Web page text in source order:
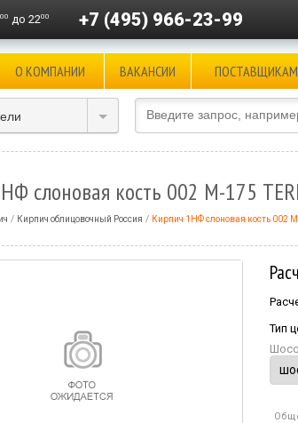
00 до 2200 +7 (495) 966-23-99
О КОМПАНИИ ВАКАНСИИ ПОСТАВЩИКАМ
слоновая кость 002 М-175
Кирпич облицовочный Россия Кирпич 1НФ слоновая кость 002
Тип